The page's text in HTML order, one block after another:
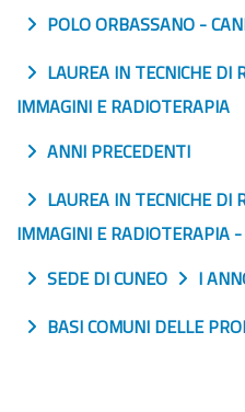
POLO ORBASSANO -
LAUREA IN TECNICHE DI
IMMAGINI E RADIOTERAPIA
ANNI PRECEDENTI
LAUREA IN TECNICHE DI
IMMAGINI E
SEDE DI CUNEO
I
BASI COMUNI DELLE